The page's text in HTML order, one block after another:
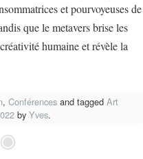
et pourvoyeuses de
que le metavers brise les
humaine et révèle la
, Conférences and tagged Art
by Yves.